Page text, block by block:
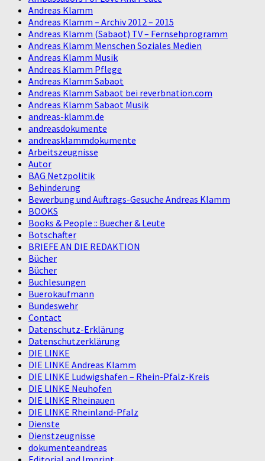
Andreas Klamm
Andreas Klamm – Archiv 2012 – 2015
Andreas Klamm (Sabaot) TV – Fernsehprogramm
Andreas Klamm Menschen Soziales Medien
Andreas Klamm Musik
Andreas Klamm Pflege
Andreas Klamm Sabaot
Andreas Klamm Sabaot bei reverbnation.com
Andreas Klamm Sabaot Musik
andreas-klamm.de
andreasdokumente
andreasklammdokumente
Arbeitszeugnisse
Autor
BAG Netzpolitik
Behinderung
Bewerbung und Auftrags-Gesuche Andreas Klamm
BOOKS
Books & People :: Buecher & Leute
Botschafter
BRIEFE AN DIE REDAKTION
Bücher
Bücher
Buchlesungen
Buerokaufmann
Bundeswehr
Contact
Datenschutz-Erklärung
Datenschutzerklärung
DIE LINKE
DIE LINKE Andreas Klamm
DIE LINKE Ludwigshafen – Rhein-Pfalz-Kreis
DIE LINKE Neuhofen
DIE LINKE Rheinauen
DIE LINKE Rheinland-Pfalz
Dienste
Dienstzeugnisse
dokumenteandreas